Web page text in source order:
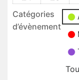
2025
Fév
2025
Fév
Catégories
d’évènement